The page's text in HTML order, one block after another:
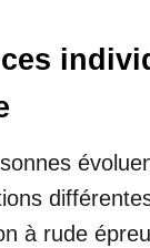
à rude